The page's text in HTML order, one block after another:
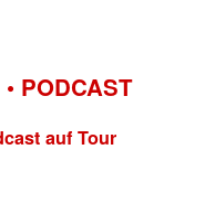
PODCAST
auf Tour